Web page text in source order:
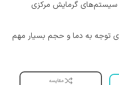
گرمایش مرکزی
توجه به دما و حجم بسیار مهم
مقایسه